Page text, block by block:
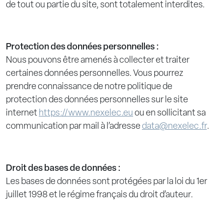
de tout ou partie du site, sont totalement interdites.
Protection des données personnelles :
Nous pouvons être amenés à collecter et traiter
certaines données personnelles. Vous pourrez
prendre connaissance de notre politique de
protection des données personnelles sur le site
internet https://www.nexelec.eu ou en sollicitant sa
communication par mail à l’adressedata@nexelec.fr.
Droit des bases de données :
Les bases de données sont protégées par la loi du 1er
juillet 1998 et le régime français du droit d’auteur.